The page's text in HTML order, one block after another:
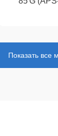
Показать все